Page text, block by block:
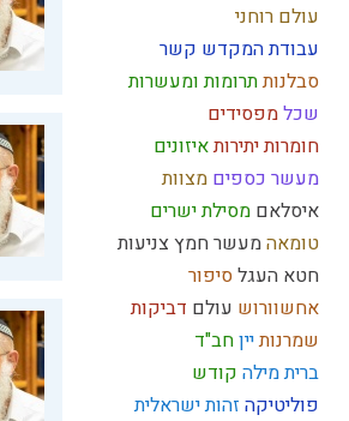
עולם רוחני
עבודת המקדש קשר
סבלנותתרומות ומעשרות
שכלמפסידים
חומרות יתירותאיזונים
מעשר כספים מצוות
איסלאם מסילת ישרים
טומאהמעשרחמץצניעות
חטא העגלסיפור
אחשוורוש עולם דביקות
שמרנותייןחב"ד
ברית מילה קודש
פוליטיקה זהות ישראלית